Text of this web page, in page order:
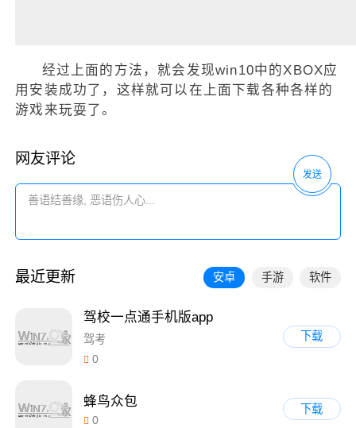
经过上面的方法，就会发现win10中的XBOX应
用安装成功了，这样就可以在上面下载各种各样的
游戏来玩耍了。
网友评论
发送
最近更新 安卓 手游 软件
驾校一点通手机版app
驾考
0
下载
蜂鸟众包
0
下载